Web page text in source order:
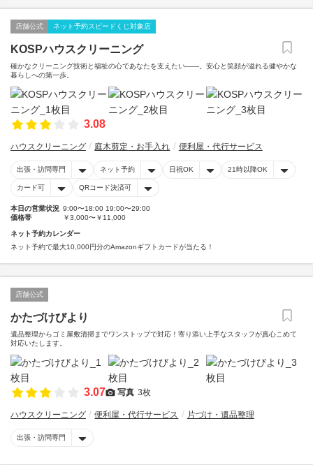
店舗公式 ネット予約スピードくじ対象店
KOSPハウスクリーニング
確かなクリーニング技術と福祉の心であなたを支えたい――。安心と笑顔が溢れる健やかな
暮らしへの第一歩。
3.08
ハウスクリーニング 庭木剪定・お手入れ 便利屋・代行サービス
出張・訪問専門 ネット予約 日祝OK 21時以降OK
カード可 QRコード決済可
本日の営業状況 9:00〜18:00 19:00〜29:00
価格帯
￥3,000〜￥11,000
ネット予約カレンダー
ネット予約で最大10,000円分のAmazonギフトカードが当たる！
店舗公式
かたづけびより
遺品整理からゴミ屋敷清掃までワンストップで対応！寄り添い上手なスタッフが真心こめて
対応いたします。
3.07 写真 3枚
ハウスクリーニング 便利屋・代行サービス 片づけ・遺品整理
出張・訪問専門